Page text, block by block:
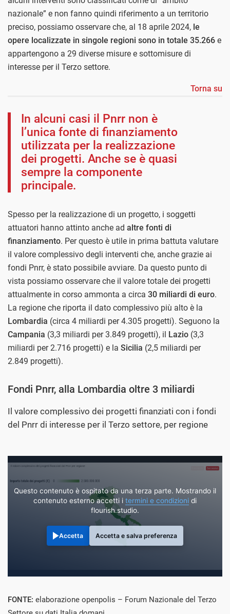
nazionale” e non fanno quindi riferimento a un territorio
preciso, possiamo osservare che, al 18 aprile 2024, le
opere localizzate in singole regioni sono in totale 35.266 e
appartengono a 29 diverse misure e sottomisure di
interesse per il Terzo settore.
Torna su
In alcuni casi il Pnrr non è
l’unica fonte di finanziamento
utilizzata per la realizzazione
dei progetti. Anche se è quasi
sempre la componente
principale.
Spesso per la realizzazione di un progetto, i soggetti
attuatori hanno attinto anche ad altre fonti di
finanziamento. Per questo è utile in prima battuta valutare
il valore complessivo degli interventi che, anche grazie ai
fondi Pnrr, è stato possibile avviare. Da questo punto di
vista possiamo osservare che il valore totale dei progetti
attualmente in corso ammonta a circa 30 miliardi di euro.
La regione che riporta il dato complessivo più alto è la
Lombardia (circa 4 miliardi per 4.305 progetti). Seguono la
Campania (3,3 miliardi per 3.849 progetti), il Lazio (3,3
miliardi per 2.716 progetti) e la Sicilia (2,5 miliardi per
2.849 progetti).
Fondi Pnrr, alla Lombardia oltre 3 miliardi
Il valore complessivo dei progetti finanziati con i fondi
del Pnrr di interesse per il Terzo settore, per regione
Questo contenuto è ospitato da una terza parte. Mostrando il
contenuto esterno accetti i termini e condizioni di
flourish.studio.
Accetta Accetta e salva preferenza
FONTE: elaborazione openpolis – Forum Nazionale del Terzo